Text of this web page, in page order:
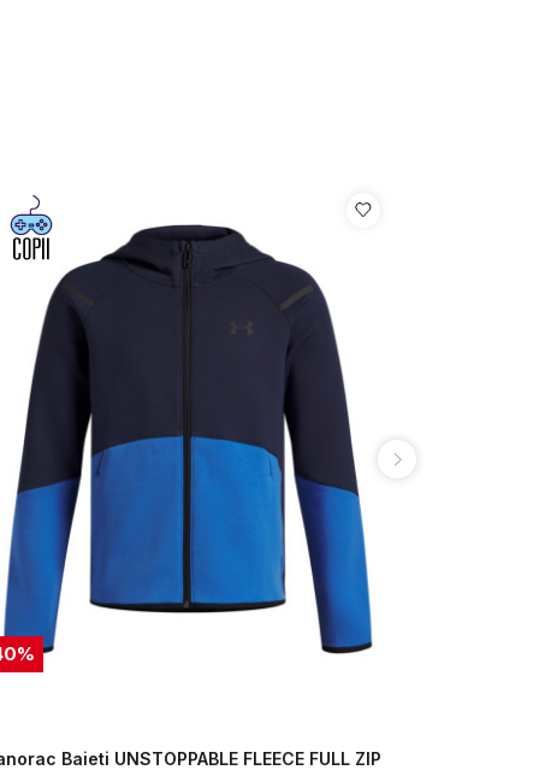
%
Baieti UNSTOPPABLE FLEECE FULL ZIP